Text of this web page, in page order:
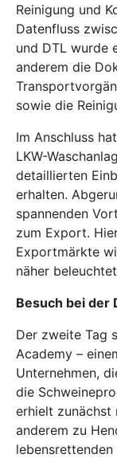
Reinigung und
Datenfluss
und DTL wurde
anderem die
sowie die
Im Anschluss
LKW-
detaillierten
erhalten.
spannenden
zum Export.
Exportmärkte
näher
Besuch bei der
Der zweite Tag
Academy –
Unternehmen,
die
erhielt zunächst
anderem zu